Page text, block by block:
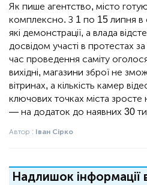
Як пише агентство, місто
комплексно. З 1 по 15 липня в
які демонстрації, а влада
досвідом участі в протестах
час проведення саміту
вихідні, магазини зброї не
вітринах, а кількість камер
ключових точках міста
— на додаток до наявних 30
Автор : Іван Сірко
Надлишок інформації